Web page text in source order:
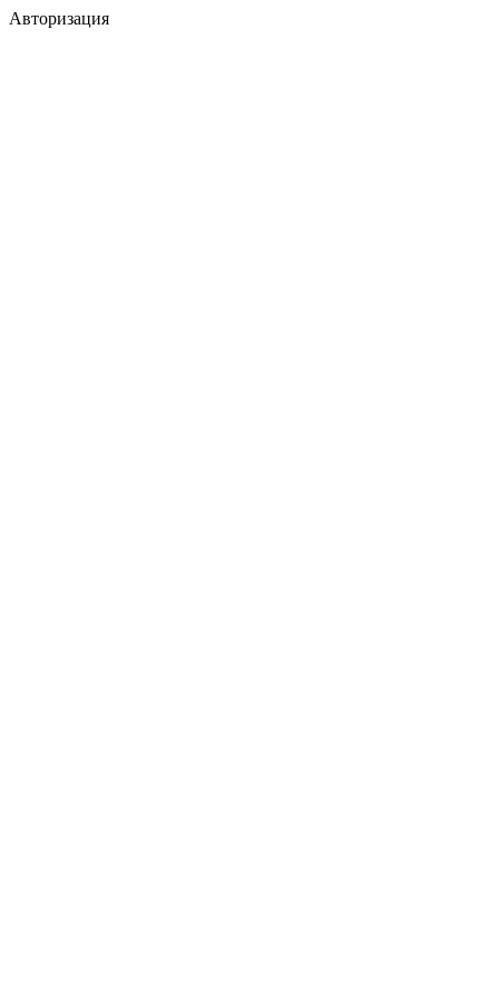
Авторизация